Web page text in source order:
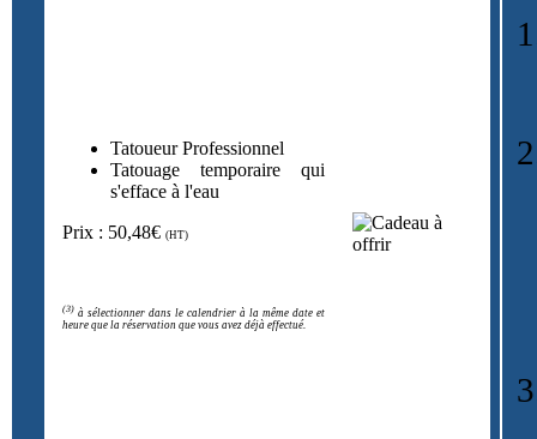
Tatoueur Professionnel
Tatouage temporaire qui
s'efface à l'eau
Prix : 50,48€ (HT)
(3) à sélectionner dans le calendrier à la même date et
heure que la réservation que vous avez déjà effectué.